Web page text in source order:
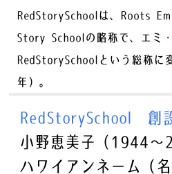
RedStorySchoolは、Roots
Story Schoolの略称で、エミ
RedStorySchoolという総称に
年）。
RedStorySchool 創
小野恵美子（1944～
ハワイアンネーム（